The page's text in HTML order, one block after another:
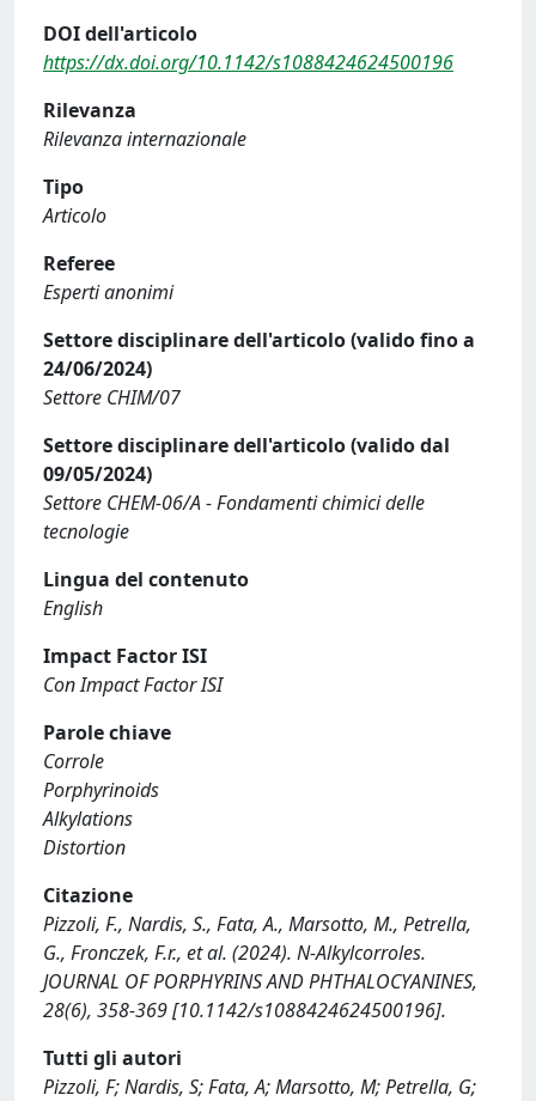
DOI dell'articolo
https://dx.doi.org/10.1142/s1088424624500196
Rilevanza
Rilevanza internazionale
Tipo
Articolo
Referee
Esperti anonimi
Settore disciplinare dell'articolo (valido fino a
24/06/2024)
Settore CHIM/07
Settore disciplinare dell'articolo (valido dal
09/05/2024)
Settore CHEM-06/A - Fondamenti chimici delle
tecnologie
Lingua del contenuto
English
Impact Factor ISI
Con Impact Factor ISI
Parole chiave
Corrole
Porphyrinoids
Alkylations
Distortion
Citazione
Pizzoli, F., Nardis, S., Fata, A., Marsotto, M., Petrella,
G., Fronczek, F.r., et al. (2024). N-Alkylcorroles.
JOURNAL OF PORPHYRINS AND PHTHALOCYANINES,
28(6), 358-369 [10.1142/s1088424624500196].
Tutti gli autori
Pizzoli, F; Nardis, S; Fata, A; Marsotto, M; Petrella, G;